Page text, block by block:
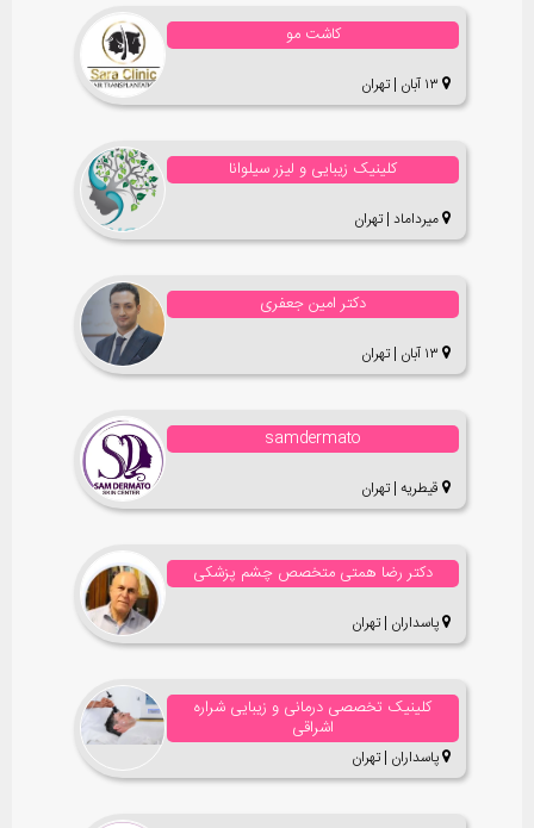
کاشت مو
۱۳ آبان | تهران
کلینیک زیبایی و لیزر سیلوانا
میرداماد | تهران
دکتر امین جعفری
۱۳ آبان | تهران
samdermato
قیطریه | تهران
دکتر رضا همتی متخصص چشم پزشکی
پاسداران | تهران
کلینیک‌ تخصصی درمانی و زیبایی شراره
اشراقی
پاسداران | تهران